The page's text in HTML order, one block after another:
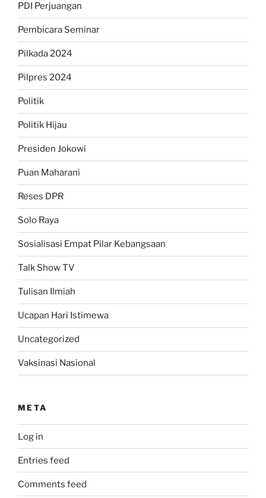
PDI Perjuangan
Pembicara Seminar
Pilkada 2024
Pilpres 2024
Politik
Politik Hijau
Presiden Jokowi
Puan Maharani
Reses DPR
Solo Raya
Sosialisasi Empat Pilar Kebangsaan
Talk Show TV
Tulisan Ilmiah
Ucapan Hari Istimewa
Uncategorized
Vaksinasi Nasional
META
Log in
Entries feed
Comments feed